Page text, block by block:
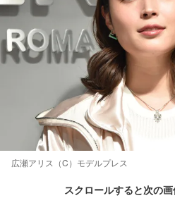
広瀬アリス（C）モデルプレス
スクロールすると次の